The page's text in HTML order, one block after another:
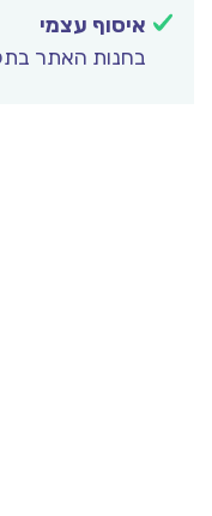
איסוף עצמי
בחנות האתר בתל